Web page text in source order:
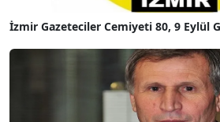
İzmir Gazeteciler Cemiyeti 80, 9 Eylül